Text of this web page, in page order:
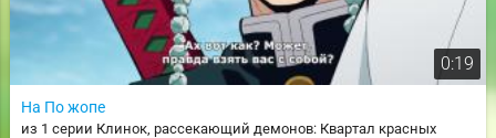
0:19
На По жопе
из 1 серии Клинок, рассекающий демонов: Квартал красных